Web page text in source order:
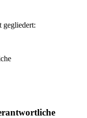
gegliedert: